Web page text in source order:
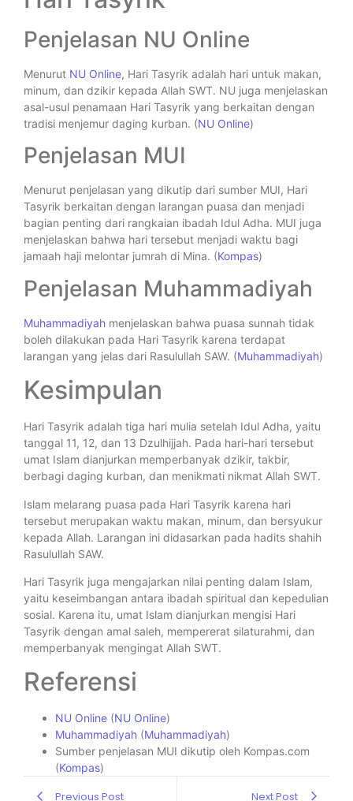
Penjelasan NU Online
Menurut NU Online, Hari Tasyrik adalah hari untuk makan,
minum, dan dzikir kepada Allah SWT. NU juga menjelaskan
asal-usul penamaan Hari Tasyrik yang berkaitan dengan
tradisi menjemur daging kurban. (NU Online)
Penjelasan MUI
Menurut penjelasan yang dikutip dari sumber MUI, Hari
Tasyrik berkaitan dengan larangan puasa dan menjadi
bagian penting dari rangkaian ibadah Idul Adha. MUI juga
menjelaskan bahwa hari tersebut menjadi waktu bagi
jamaah haji melontar jumrah di Mina. (Kompas)
Penjelasan Muhammadiyah
Muhammadiyah menjelaskan bahwa puasa sunnah tidak
boleh dilakukan pada Hari Tasyrik karena terdapat
larangan yang jelas dari Rasulullah SAW. (Muhammadiyah)
Kesimpulan
Hari Tasyrik adalah tiga hari mulia setelah Idul Adha, yaitu
tanggal 11, 12, dan 13 Dzulhijjah. Pada hari-hari tersebut
umat Islam dianjurkan memperbanyak dzikir, takbir,
berbagi daging kurban, dan menikmati nikmat Allah SWT.
Islam melarang puasa pada Hari Tasyrik karena hari
tersebut merupakan waktu makan, minum, dan bersyukur
kepada Allah. Larangan ini didasarkan pada hadits shahih
Rasulullah SAW.
Hari Tasyrik juga mengajarkan nilai penting dalam Islam,
yaitu keseimbangan antara ibadah spiritual dan kepedulian
sosial. Karena itu, umat Islam dianjurkan mengisi Hari
Tasyrik dengan amal saleh, mempererat silaturahmi, dan
memperbanyak mengingat Allah SWT.
Referensi
NU Online (NU Online)
Muhammadiyah (Muhammadiyah)
Sumber penjelasan MUI dikutip oleh Kompas.com
(Kompas)
Previous Post Next Post